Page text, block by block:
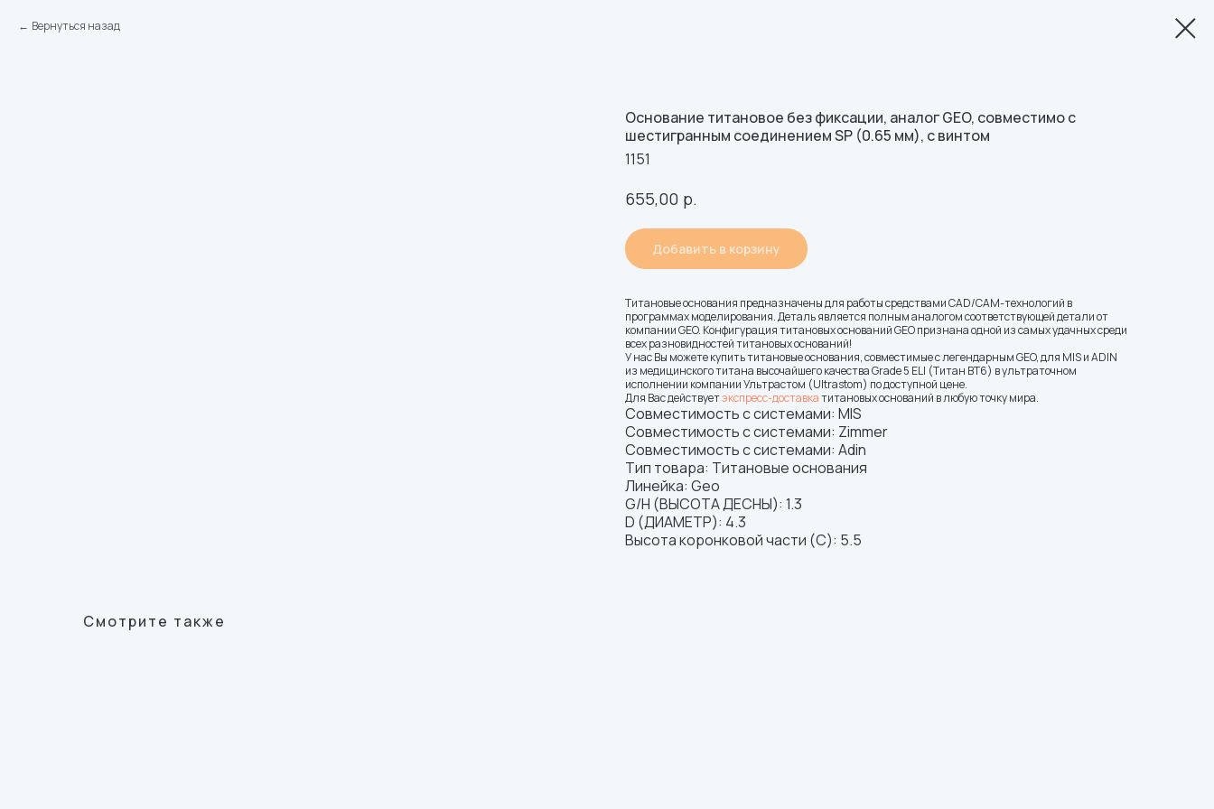
Вернуться назад
Основание титановое без фиксации, аналог GEO, совместимо с
шестигранным соединением SP (0.65 мм), с винтом
1151
655,00 р.
Добавить в корзину
Титановые основания предназначены для работы средствами CAD/CAM-технологий в
программах моделирования. Деталь является полным аналогом соответствующей детали от
компании GEO. Конфигурация титановых оснований GEO признана одной из самых удачных среди
всех разновидностей титановых оснований!
У нас Вы можете купить титановые основания, совместимые с легендарным GEO, для MIS и ADIN
из медицинского титана высочайшего качества Grade 5 ELI (Титан ВТ6) в ультраточном
исполнении компании Ультрастом (Ultrastom) по доступной цене.
Для Вас действуетэкспресс-доставкатитановых оснований в любую точку мира.
Совместимость с системами: MIS
Совместимость с системами: Zimmer
Совместимость с системами: Adin
Тип товара: Титановые основания
Линейка: Geo
G/H (ВЫСОТА ДЕСНЫ): 1.3
D (ДИАМЕТР): 4.3
Высота коронковой части (C): 5.5
Смотрите также